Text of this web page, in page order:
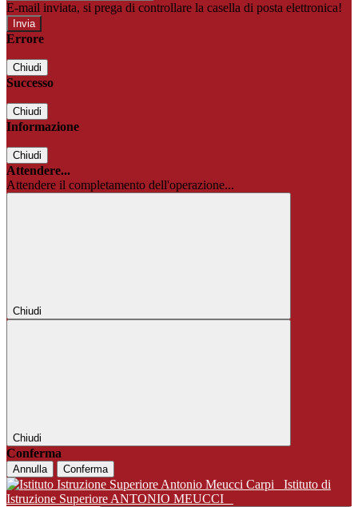
E-mail inviata, si prega di controllare la casella di posta elettronica!
Errore
Chiudi
Successo
Chiudi
Informazione
Chiudi
Attendere...
Attendere il completamento dell'operazione...
Chiudi
Chiudi
Conferma
Annulla Conferma
Istituto di
Istruzione Superiore ANTONIO MEUCCI